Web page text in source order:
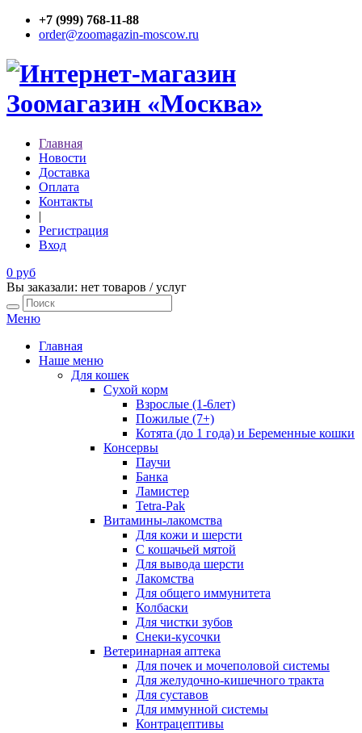
+7 (999) 768-11-88
order@zoomagazin-moscow.ru
Главная
Новости
Доставка
Оплата
Контакты
|
Регистрация
Вход
0 руб
Вы заказали: нет товаров / услуг
Меню
Главная
Наше меню
Для кошек
Сухой корм
Взрослые (1-6лет)
Пожилые (7+)
Котята (до 1 года) и Беременные кошки
Консервы
Паучи
Банка
Ламистер
Tetra-Pak
Витамины-лакомства
Для кожи и шерсти
С кошачьей мятой
Для вывода шерсти
Лакомства
Для общего иммунитета
Колбаски
Для чистки зубов
Снеки-кусочки
Ветеринарная аптека
Для почек и мочеполовой системы
Для желудочно-кишечного тракта
Для суставов
Для иммунной системы
Контрацептивы